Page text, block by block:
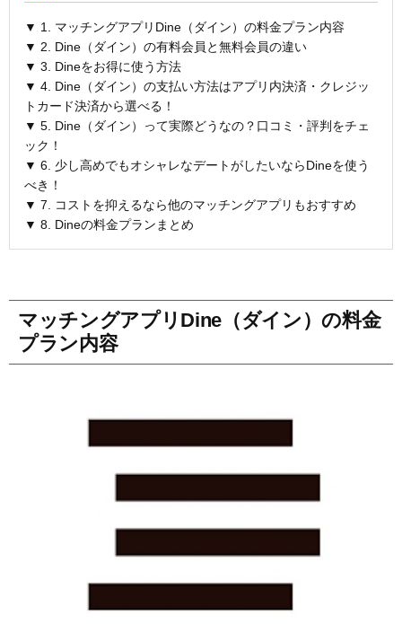
▼ 1. マッチングアプリDine（ダイン）の料金プラン内容
▼ 2. Dine（ダイン）の有料会員と無料会員の違い
▼ 3. Dineをお得に使う方法
▼ 4. Dine（ダイン）の支払い方法はアプリ内決済・クレジッ
トカード決済から選べる！
▼ 5. Dine（ダイン）って実際どうなの？口コミ・評判をチェ
ック！
▼ 6. 少し高めでもオシャレなデートがしたいならDineを使う
べき！
▼ 7. コストを抑えるなら他のマッチングアプリもおすすめ
▼ 8. Dineの料金プランまとめ
マッチングアプリDine（ダイン）の料金
プラン内容